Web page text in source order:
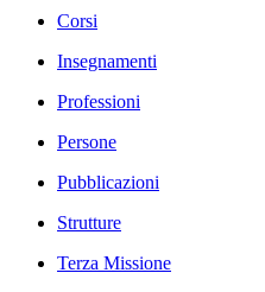
Corsi
Insegnamenti
Professioni
Persone
Pubblicazioni
Strutture
Terza Missione